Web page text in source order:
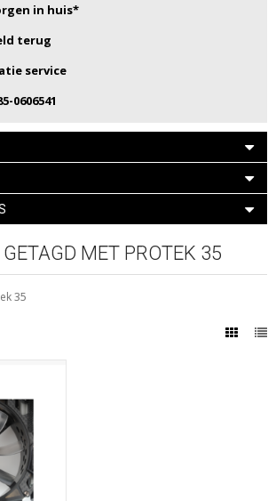
in huis*
terug
service
0606541
MET PROTEK 35
35